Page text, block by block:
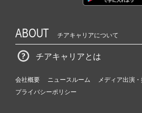
ABOUT チアキャリアについて
チアキャリアとは
会社概要 ニュースルーム
メディア出演
プライバシーポリシー